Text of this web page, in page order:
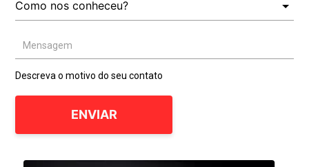
Mensagem
Descreva o motivo do seu contato
ENVIAR